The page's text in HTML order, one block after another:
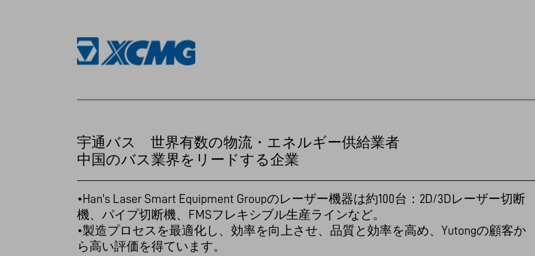
宇通バス 世界有数の物流・エネルギー供給業者
中国のバス業界をリードする企業
•Han's Laser Smart Equipment Groupのレーザー機器は約100台：2D/3Dレーザー切断
機、パイプ切断機、FMSフレキシブル生産ラインなど。
•製造プロセスを最適化し、効率を向上させ、品質と効率を高め、Yutongの顧客か
ら高い評価を得ています。